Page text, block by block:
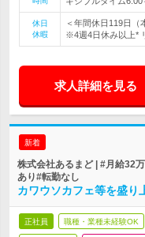
休日
休暇
＜年間休日119日（
※4週4日休み以上*
求人詳細を見る
新着
株式会社あるまど | #月給32
あり#転勤なし
カワウソカフェ等を盛
正社員 職種・業種未経験OK